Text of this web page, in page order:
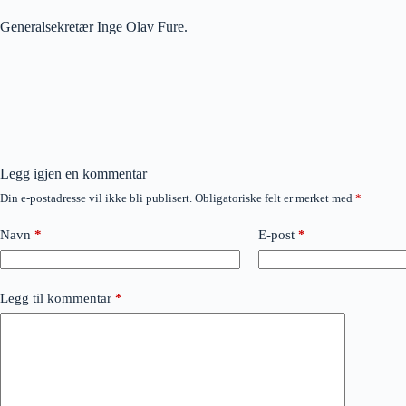
Generalsekretær Inge Olav Fure.
Legg igjen en kommentar
Din e-postadresse vil ikke bli publisert. Obligatoriske felt er merket med *
Navn * E-post *
Legg til kommentar *